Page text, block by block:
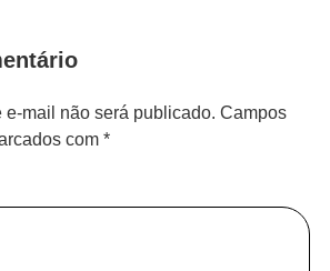
e-mail não será publicado. Campos
com *